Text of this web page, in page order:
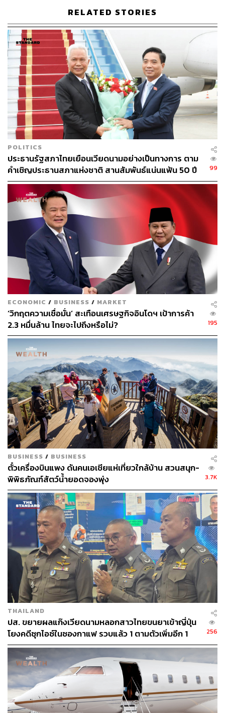
“ตอนนี้ผมลงทุนในหุ้นไทยอยู่ที่ 60% ส่วนหุ้นเวียดนามอยู่ที่
30% ผมมองว่าหุ้นไทยใกล้จบแล้ว เป็นตลาดที่ไม่ค่อยน่า
สนใจ ลงทุนได้เรื่อยๆ แต่หาบริษัทที่โตเร็วๆ ยาก ถ้าสังเกต
กลุ่มบริษัทใหญ่ๆ ในไทยจะมีแต่หน้าเดิม ไม่เปลี่ยนแปลงมา
เป็นสิบปีแล้ว ไม่มีรายใหม่ที่ก้าวขึ้นมาแซงรายเก่า ผมยังนึก
ไม่ออกว่าเราจะไปต่ออย่างไร บริษัทแก่ๆ ก็เริ่มอิ่มตัวแล้ว ตัว
ใหม่ๆ จะขึ้นมาก็ไม่มี เราติดอยู่ที่ระดับ 1,600 มาตั้งแต่ 9 ปีที่
แล้ว ถ้าเป็นอย่างนี้ไปอีกปีก็จะเรียกว่าเป็น Lost Decade ได้”
นิเวศน์ระบุ
ด้าน อาร์ม ตั้งนิรันดร ผู้อำนวยการศูนย์จีนศึกษา จุฬาลงกรณ์
มหาวิทยาลัย กล่าวในเวทีเดียวกันว่า ความสัมพันธ์ระหว่าง
จีนกับสหรัฐฯ ในปัจจุบันเปรียบเหมือนคู่สามีภรรยาที่อยากเลิก
กัน แต่ก็ทำได้ลำบากเพราะมีลูกด้วยกันไปแล้ว เนื่องจาก
เศรษฐกิจสหรัฐฯ และจีนมีความเชื่อมโยงกันสูง ทำให้
สงครามเย็นในรอบนี้มีความต่างจากยุคโซเวียต ที่มีอาวุธแต่
ไม่มีความแข็งแกร่งทางเศรษฐกิจ
“สหรัฐฯ พยายามทำให้จีนโตช้า แต่ก็ปฏิเสธไม่ได้ที่ต้องพึ่งพา
จีน ส่วนฝั่งจีนเองก็ไม่สามารถทำอะไรได้เต็มที่เหมือนกัน
เพราะจีนก็พึ่งพายุโรปและสหรัฐฯ สูง ปัญหาภูมิรัฐศาสตร์รอบ
นี้จึงมีความซับซ้อนมาก” อาร์มกล่าว
อาร์มกล่าวอีกว่า ประเด็นทางภูมิรัฐศาสตร์ที่โลกจะต้อง
ติดตามในช่วงที่เหลือของปีนี้มี 3 ประเด็นสำคัญ ได้แก่
พัฒนาการของสงครามในยูเครน ที่ต้องรอดูว่าฝ่ายใด
จะอึดกว่ากัน ปูตินจะทนได้ยาวนานกว่าสหรัฐฯ และ
ยุโรป หรือยุโรปและสหรัฐฯ จะต้องเป็นฝ่ายผ่อนคลาย
การคว่ำบาตรทางเศรษฐกิจก่อน
การประชุมใหญ่ของพรรคคอมมิวนิสต์จีนที่จะเกิดขึ้น
ในช่วงปลายเดือนตุลาคมนี้ ซึ่งจีนจะใช้การประชุมนี้
ประกาศทิศทางนโยบายในระยะต่อไป ว่าจะให้น้ำหนัก
กับเรื่องใดมากกว่ากัน ระหว่างความมั่นคง การพึ่งพา
ตัวเอง หรือจะกลับไปมุ่งเน้นเศรษฐกิจ
โดยอาร์มระบุว่า ขณะนี้มีการวิเคราะห์แนวนโยบายของจีน
ออกเป็น 2 ทฤษฎี แนวทางแรกเป็นการมองว่า ทุกๆ 10 ปี จีน
จะมีการสลับนโยบายระหว่างตึงเครียดกับผ่อนคลาย ซึ่งใน
ช่วง 10 ปีที่ผ่านมาเป็นยุคที่ตึงเครียดไปแล้ว ทำให้ในการ
ประชุมรอบนี้จีนอาจจะหันมาผ่อนคลาย
ส่วนทฤษฎีที่สองเป็นการมองว่า นโยบายของจีนจะเปลี่ยนเป็น
วงรอบทุกๆ 30 ปี คือ เข้มงวดในยุคประธานเหมา 30 ปี ผ่อน
คลายนับจากยุคเติ้ง 30 ปี ทำให้มีความเป็นไปได้ที่ในรอบนี้จีน
จะย้อนกลับไปเข้มงวดอีกครั้ง
“โดยส่วนตัวผมมองว่าจีนจะผสมผสานกันทั้งสองหลักการ คือ
ต้องแข็งกร้าวในบางเรื่องเพื่อสู้กับสหรัฐฯ ขณะเดียวกันก็จะ
ผ่อนคลายภายในมากขึ้น ซึ่งเราจะเห็นภาพดังกล่าวในการ
ประชุมที่กำลังจะมาถึง” อาร์มกล่าว
การเลือกตั้ง
กลางสมัยของสหรัฐฯ ซึ่งจะส่งผลต่อ
แนวทางการดำเนินนโยบายของสหรัฐฯ
อาร์มกล่าวอีกว่า แม้ปัจจุบันแนวโน้มเศรษฐกิจจีนในระยะสั้น
อาจดูไม่สดใสมากนัก แต่ในระยะยาวจีนยังเป็นประเทศที่มี
RELATED STORIES
POLITICS
ประธานรัฐสภาไทยเยือนเวียดนามอย่างเป็นทางการ ตาม
คำเชิญประธานสภาแห่งชาติ สานสัมพันธ์แน่นแฟ้น 50 ปี
99
ECONOMIC / BUSINESS / MARKET
‘วิกฤตความเชื่อมั่น’ สะเทือนเศรษฐกิจอินโดฯ เป้าการค้า
2.3 หมื่นล้าน ไทยจะไปถึงหรือไม่?
195
BUSINESS / BUSINESS
ตั๋วเครื่องบินแพง ดันคนเอเชียแห่เที่ยวใกล้บ้าน สวนสนุก-
พิพิธภัณฑ์สัตว์น้ำยอดจองพุ่ง
3.7K
THAILAND
ปส. ขยายผลแก๊งเวียดนามหลอกสาวไทยขนยาเข้าญี่ปุ่น
โยงคดีซุกไอซ์ในซองกาแฟ รวบแล้ว 1 ตามตัวเพิ่มอีก 1
256